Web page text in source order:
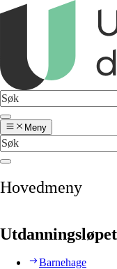
Meny
Hovedmeny
Utdanningsløpet
Barnehage